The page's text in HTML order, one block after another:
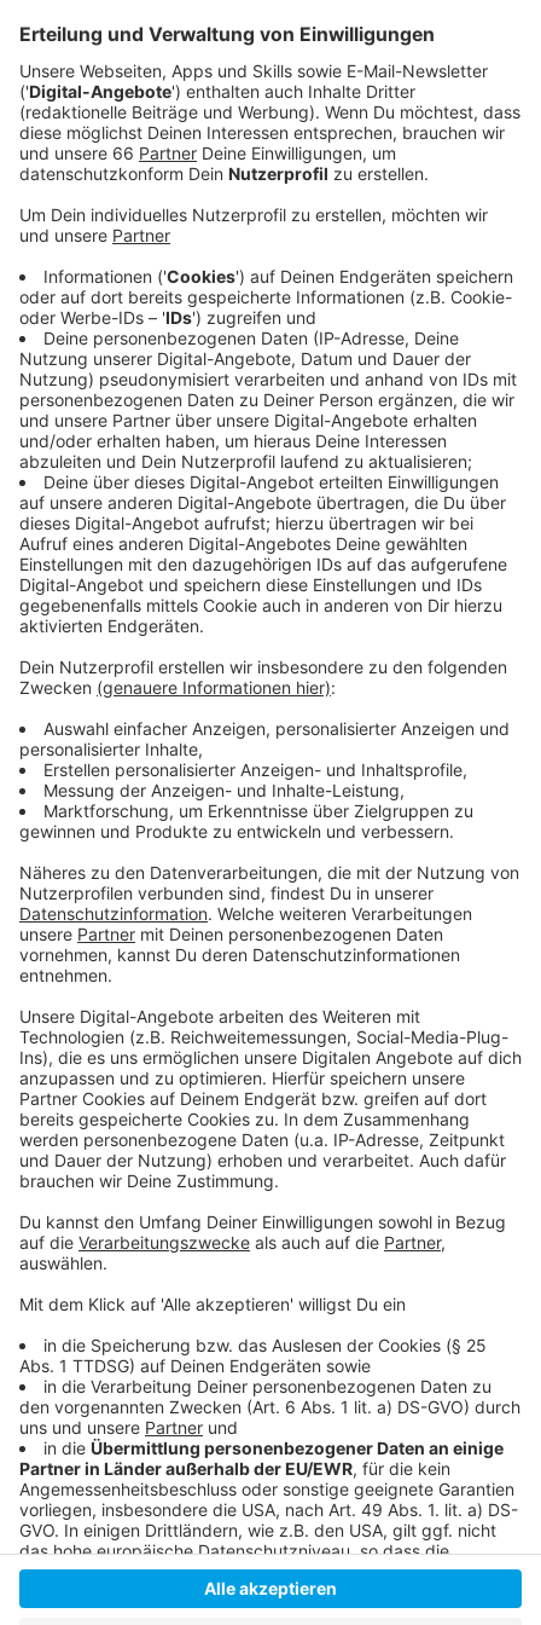
Anzeige
Das Verkehrsunternehmen erneuert bis Montag im
Bereich der Kreuzung Ronsdorfer Straße/Erkrather
Straße die Gleise.
Bahnen enden am Hauptbahnhof
Anzeige
Deshalb sind Streckenabschnitte der U75 und U77 von
Donnerstagmorgen um 4 Uhr (04.07.25) bis
Montagfrüh um 4 Uhr (07.07.25) gesperrt. Die Bahnen
enden bereits am Hauptbahnhof.
Anzeige
Ersatzbusse sind im Einsatz
Anzeige
Auf dem Abschnitt zwischen der Vennhauser Allee und
dem Hauptbahnhof sind Ersatzbusse unterwegs.
Fahrgäste der U77 können ab der Haltestelle
„Lierenfeld Betriebshof“ die Ersatzbusse der Linie U75
nutzen.
Anzeige
Weitere Infos und Links zum Thema:
Anzeige
So berichtet die Rheinbahn
Der Antenne Düsseldorf Verkehrsservice
Der Rheinbahn Abfahrtsmonitor
Anzeige